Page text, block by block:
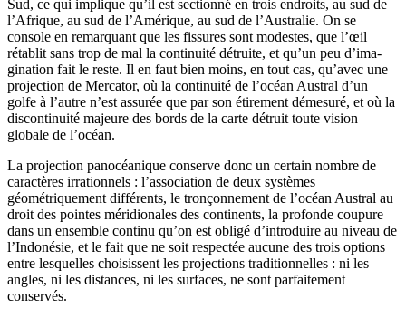
Sud, ce qui implique qu’il est sectionné en trois endroits, au sud de
l’Afrique, au sud de l’Amérique, au sud de l’Australie. On se
console en remarquant que les fissures sont modestes, que l’œil
rétablit sans trop de mal la continuité détruite, et qu’un peu d’ima­
gination fait le reste. Il en faut bien moins, en tout cas, qu’avec une
projection de Mercator, où la continuité de l’océan Austral d’un
golfe à l’autre n’est assurée que par son étirement démesuré, et où la
discontinuité majeure des bords de la carte détruit toute vision
globale de l’océan.
La projection panocéanique conserve donc un certain nombre de
carac­tères irrationnels : l’association de deux systèmes
géométriquement diffé­rents, le tronçonnement de l’océan Austral au
droit des pointes méridionales des continents, la profonde coupure
dans un ensemble continu qu’on est obligé d’introduire au niveau de
l’Indonésie, et le fait que ne soit respectée aucune des trois options
entre lesquelles choisissent les projections tradi­tionnelles : ni les
angles, ni les distances, ni les surfaces, ne sont parfaitement
conservés.